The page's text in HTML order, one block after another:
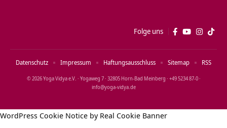
Folge uns
© 2026 Yoga Vidya e.V. · Yogaweg 7 · 32805 Horn‑Bad Meinberg · +49 5234 87‑0 ·
info@yoga‑vidya.de
Datenschutz Impressum Haftungsausschluss Sitemap RSS
WordPress Cookie Notice by Real Cookie Banner